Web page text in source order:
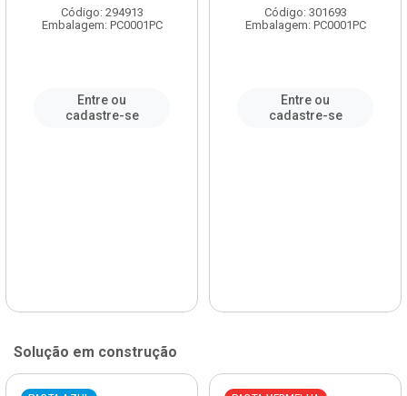
Código: 294913
Embalagem: PC0001PC
Entre ou
cadastre-se
Código: 301693
Embalagem: PC0001PC
Entre ou
cadastre-se
Solução em construção